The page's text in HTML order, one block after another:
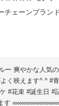
ー 爽やかな人気
く映えます^ ^ #
#花束 #誕生日 #
す